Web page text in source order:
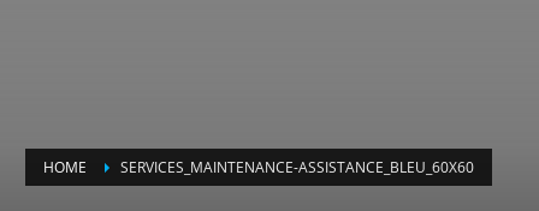
HOME SERVICES_MAINTENANCE-ASSISTANCE_BLEU_60X60